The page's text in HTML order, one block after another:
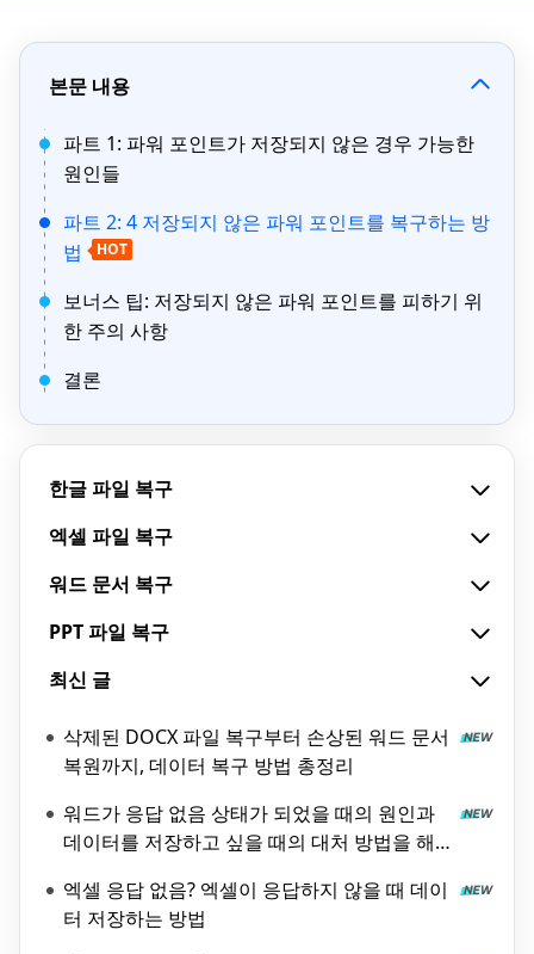
본문 내용
파트 1: 파워 포인트가 저장되지 않은 경우 가능한
원인들
파트 2: 4 저장되지 않은 파워 포인트를 복구하는 방
법
HOT
보너스 팁: 저장되지 않은 파워 포인트를 피하기 위
한 주의 사항
결론
한글 파일 복구
엑셀 파일 복구
워드 문서 복구
PPT 파일 복구
최신 글
삭제된 DOCX 파일 복구부터 손상된 워드 문서
복원까지, 데이터 복구 방법 총정리
워드가 응답 없음 상태가 되었을 때의 원인과
데이터를 저장하고 싶을 때의 대처 방법을 해
엑셀 응답 없음? 엑셀이 응답하지 않을 때 데이
터 저장하는 방법